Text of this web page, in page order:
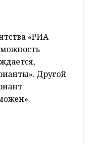
«РИА
Другой